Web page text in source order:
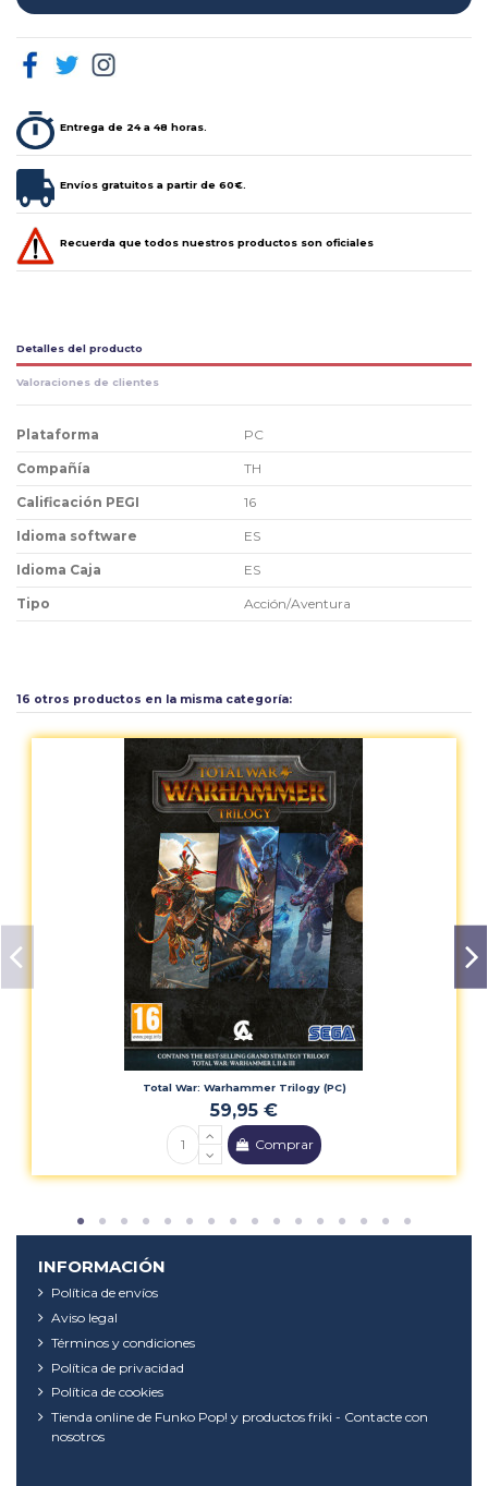
Entrega de 24 a 48 horas.
Envíos gratuitos a partir de 60€.
Recuerda que todos nuestros productos son oficiales
Detalles del producto
Valoraciones de clientes
Plataforma PC
Compañía TH
Calificación PEGI 16
Idioma software ES
Idioma Caja ES
Tipo Acción/Aventura
16 otros productos en la misma categoría:
Total War: Warhammer Trilogy (PC)
59,95 €
Comprar
INFORMACIÓN
Política de envíos
Aviso legal
Términos y condiciones
Política de privacidad
Política de cookies
Tienda online de Funko Pop! y productos friki - Contacte con
nosotros